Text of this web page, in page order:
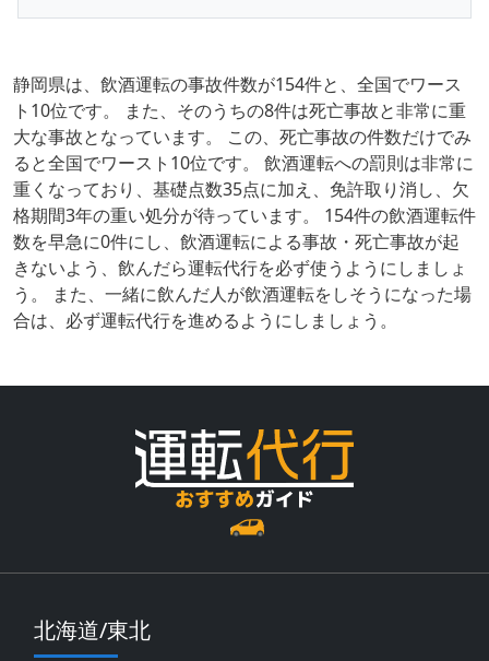
静岡県は、飲酒運転の事故件数が154件と、全国でワース
ト10位です。 また、そのうちの8件は死亡事故と非常に重
大な事故となっています。 この、死亡事故の件数だけでみ
ると全国でワースト10位です。 飲酒運転への罰則は非常に
重くなっており、基礎点数35点に加え、免許取り消し、欠
格期間3年の重い処分が待っています。 154件の飲酒運転件
数を早急に0件にし、飲酒運転による事故・死亡事故が起
きないよう、飲んだら運転代行を必ず使うようにしましょ
う。 また、一緒に飲んだ人が飲酒運転をしそうになった場
合は、必ず運転代行を進めるようにしましょう。
北海道/東北